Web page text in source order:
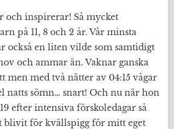
och inspirerar! Så mycket
på 11, 8 och 2 år. Vår minsta
också en liten vilde som samtidigt
och ammar än. Vaknar ganska
men med två nätter av 04:15 vågar
natts sömn… snart! Och nu när hon
efter intensiva förskoledagar så
blivit för kvällspigg för mitt eget